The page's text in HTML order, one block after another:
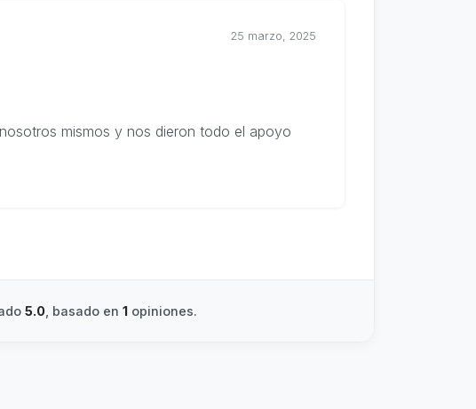
25 marzo, 2025
mismos y nos dieron todo el apoyo
5.0, basado en 1opiniones.